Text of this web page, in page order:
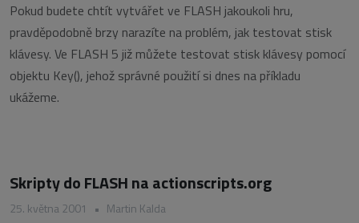
Pokud budete chtít vytvářet ve FLASH jakoukoli hru,
pravděpodobně brzy narazíte na problém, jak testovat stisk
klávesy. Ve FLASH 5 již můžete testovat stisk klávesy pomocí
objektu Key(), jehož správné použití si dnes na příkladu
ukážeme.
Skripty do FLASH na actionscripts.org
25. května 2001 • Martin Kalda